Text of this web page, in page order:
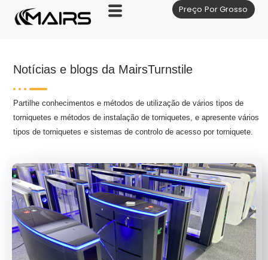
Skip
to
Preço Por Grosso
Notícias e blogs da MairsTurnstile
Partilhe conhecimentos e métodos de utilização de vários tipos de
torniquetes e métodos de instalação de torniquetes, e apresente vários
tipos de torniquetes e sistemas de controlo de acesso por torniquete.